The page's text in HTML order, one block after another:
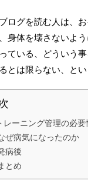
ログを読む人は、
身体を壊さないよ
ている、どういう
とは限らない、とい
レーニング管理の必
ぜ病気になったのか
病後
とめ